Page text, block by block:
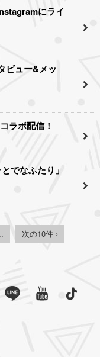
にライ
ビュー&メッ
ラボ配信！
でなふたり」
次の10件 ›